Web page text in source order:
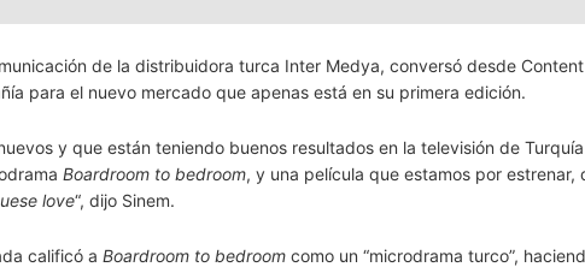
de la distribuidora turca Inter Medya, conversó desde
para el nuevo mercado que apenas está en su primera edición.
y que están teniendo buenos resultados en la televisión de
Boardroom to bedroom, y una película que estamos por estrenar,
love“, dijo Sinem.
calificó a Boardroom to bedroom como un “microdrama turco”,